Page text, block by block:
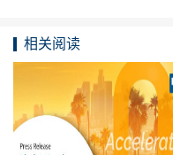
相关阅读